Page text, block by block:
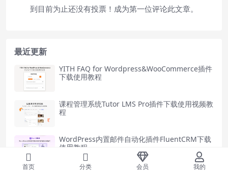
到目前为止还没有投票！成为第一位评论此文章。
最近更新
YITH FAQ for Wordpress&WooCommerce插件
下载使用教程
课程管理系统Tutor LMS Pro插件下载使用视频教
程
WordPress内置邮件自动化插件FluentCRM下载
使用教程
首页 分类 会员 我的